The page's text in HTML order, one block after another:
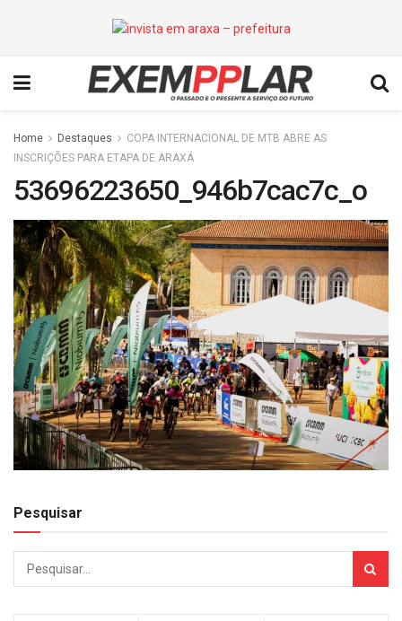
Home Destaques
COPA INTERNACIONAL DE MTB ABRE AS
INSCRIÇÕES PARA ETAPA DE ARAXÁ
53696223650_946b7cac7c_o
Pesquisar